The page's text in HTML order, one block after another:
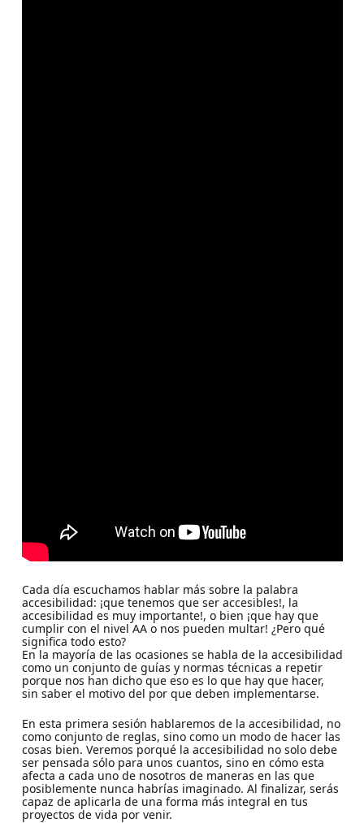
Cada día escuchamos hablar más sobre la palabra
accesibilidad: ¡que tenemos que ser accesibles!, la
accesibilidad es muy importante!, o bien ¡que hay que
cumplir con el nivel AA o nos pueden multar! ¿Pero qué
significa todo esto?
En la mayoría de las ocasiones se habla de la accesibilidad
como un conjunto de guías y normas técnicas a repetir
porque nos han dicho que eso es lo que hay que hacer,
sin saber el motivo del por que deben implementarse.
En esta primera sesión hablaremos de la accesibilidad, no
como conjunto de reglas, sino como un modo de hacer las
cosas bien. Veremos porqué la accesibilidad no solo debe
ser pensada sólo para unos cuantos, sino en cómo esta
afecta a cada uno de nosotros de maneras en las que
posiblemente nunca habrías imaginado. Al finalizar, serás
capaz de aplicarla de una forma más integral en tus
proyectos de vida por venir.